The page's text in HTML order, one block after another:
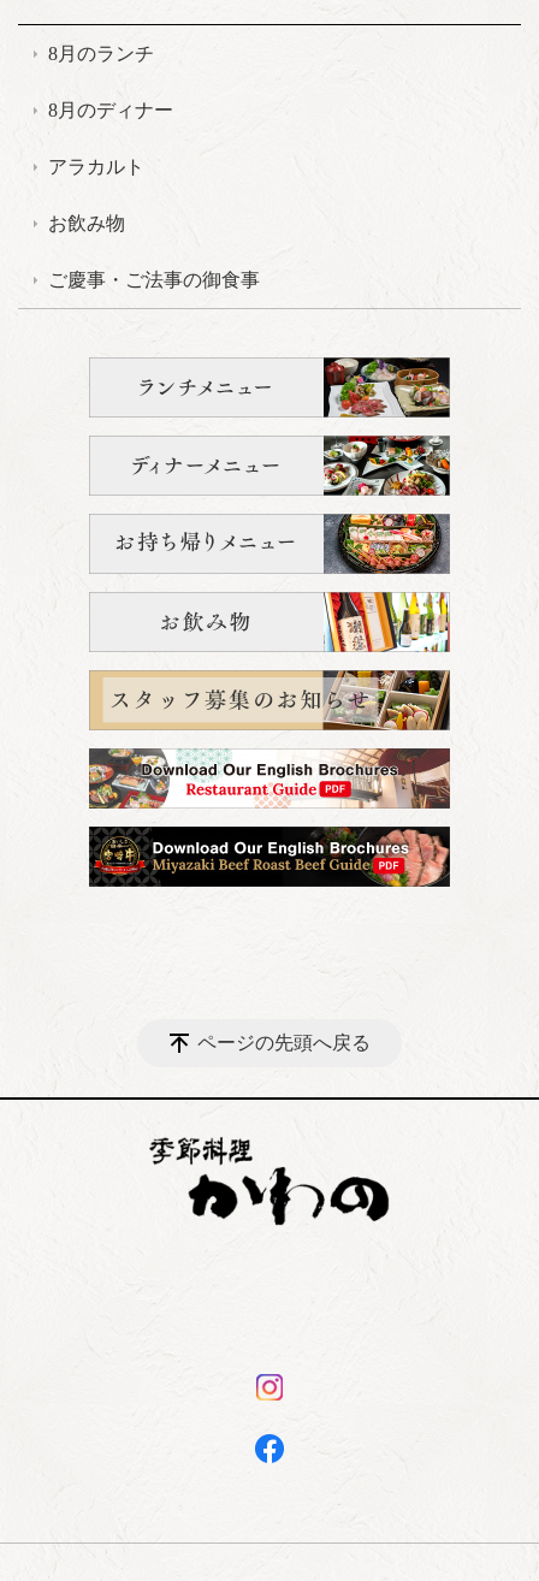
8月のランチ
8月のディナー
アラカルト
お飲み物
ご慶事・ご法事の御食事
ページの先頭へ戻る